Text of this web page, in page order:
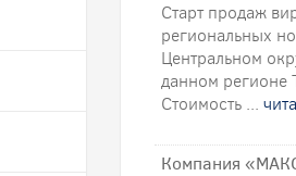
Старт продаж
региональных
Центральном
данном регионе
Стоимость ...
Компания